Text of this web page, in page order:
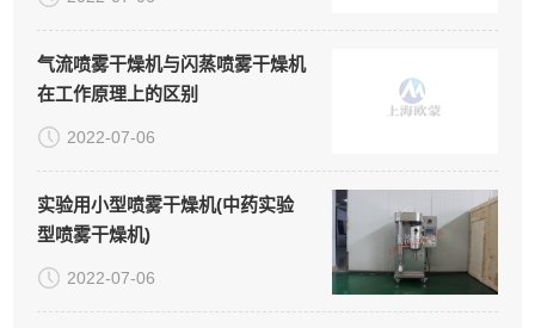
气流喷雾干燥机与闪蒸喷雾干燥机
在工作原理上的区别
2022-07-06
实验用小型喷雾干燥机(中药实验
型喷雾干燥机)
2022-07-06